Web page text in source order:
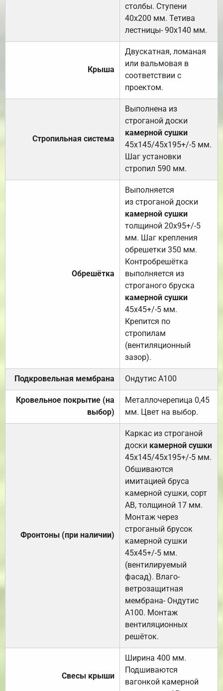
столбы. Ступени
40х200 мм. Тетива
лестницы- 90х140 мм.
Крыша
Двускатная, ломаная
или вальмовая в
соответствии с
проектом.
Стропильная система
Выполнена из
строганой доски
камерной сушки
45х145/45х195+/-5 мм.
Шаг установки
стропил 590 мм.
Обрешётка
Выполняется
из строганой доски
камерной сушки
толщиной 20х95+/-5
мм. Шаг крепления
обрешетки 350 мм.
Контробрешётка
выполняется из
строганого бруска
камерной сушки
45х45+/-5 мм.
Крепится по
стропилам
(вентиляционный
зазор).
Подкровельная мембрана Ондутис А100
Кровельное покрытие (на
выбор)
Металлочерепица 0,45
мм. Цвет на выбор.
Фронтоны (при наличии)
Каркас из строганой
доски камерной сушки
45х145/45х195+/-5 мм.
Обшиваются
имитацией бруса
камерной сушки, сорт
АВ, толщиной 17 мм.
Монтаж через
строганый брусок
камерной сушки
45х45+/-5 мм.
(вентилируемый
фасад). Влаго-
ветрозащитная
мембрана- Ондутис
А100. Монтаж
вентиляционных
решёток.
Свесы крыши
Ширина 400 мм.
Подшиваются
вагонкой камерной